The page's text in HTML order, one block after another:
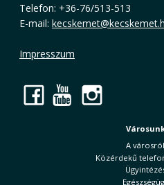
Telefon: +36-76/513-513
E-mail:
Impresszum
Facebook
A városról
Közérdekű